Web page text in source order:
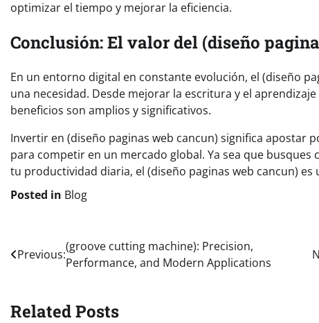
optimizar el tiempo y mejorar la eficiencia.
Conclusión: El valor del (diseño
En un entorno digital en constante evolución, el (diseño
una necesidad. Desde mejorar la escritura y el
beneficios son amplios y significativos.
Invertir en (diseño paginas web cancun) significa apostar
para competir en un mercado global. Ya sea que
tu productividad diaria, el (diseño paginas web cancun)
Posted in Blog
Post
navigation
Previous:
(groove cutting machine): Precision,
Performance, and Modern Applications
Related Posts